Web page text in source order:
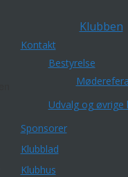
Klubben
Kontakt
Bestyrelse
Udvalg og
Sponsorer
Klubblad
Klubhus